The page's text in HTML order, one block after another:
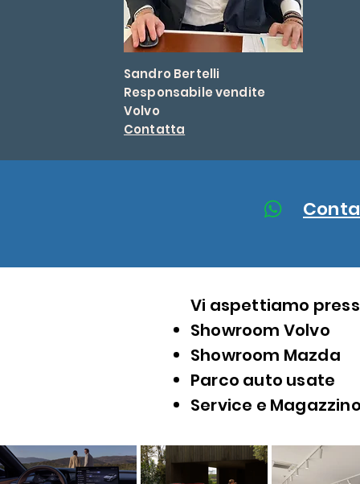
Sandro Bertelli
Responsabile vendite
Volvo
Contatta
Vi aspettiamo
Showroom Volvo
Showroom Mazda
Parco auto usate
Service e